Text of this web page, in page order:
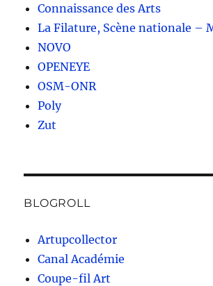
Connaissance des Arts
La Filature, Scène nationale –
NOVO
OPENEYE
OSM-ONR
Poly
Zut
BLOGROLL
Artupcollector
Canal Académie
Coupe-fil Art